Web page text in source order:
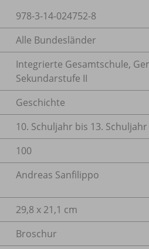
978-3-14-024752-8
Alle Bundesländer
Integrierte Gesamtschule,
Sekundarstufe II
Geschichte
10. Schuljahr bis 13. Schuljahr
100
Andreas Sanfilippo
29,8 x 21,1 cm
Broschur